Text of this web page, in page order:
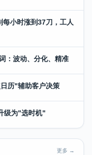
小时涨到37刀，工人
：波动、分化、精准
历"辅助客户决策
级为"选时机"
更多 →